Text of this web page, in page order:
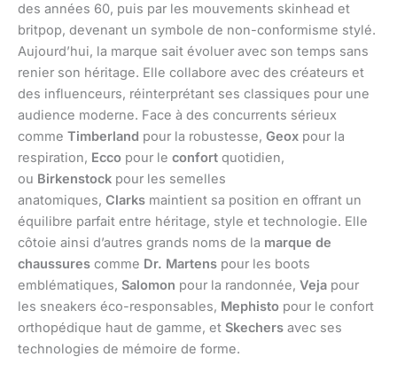
des années 60, puis par les mouvements skinhead et
britpop, devenant un symbole de non-conformisme stylé.
Aujourd’hui, la marque sait évoluer avec son temps sans
renier son héritage. Elle collabore avec des créateurs et
des influenceurs, réinterprétant ses classiques pour une
audience moderne. Face à des concurrents sérieux
comme Timberland pour la robustesse, Geox pour la
respiration, Ecco pour le confort quotidien,
ou Birkenstock pour les semelles
anatomiques, Clarks maintient sa position en offrant un
équilibre parfait entre héritage, style et technologie. Elle
côtoie ainsi d’autres grands noms de la marque de
chaussures comme Dr. Martens pour les boots
emblématiques, Salomon pour la randonnée, Veja pour
les sneakers éco-responsables, Mephisto pour le confort
orthopédique haut de gamme, et Skechers avec ses
technologies de mémoire de forme.